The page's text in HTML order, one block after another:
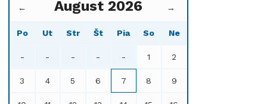
← August 2026 →
Po Ut Str Št Pia So Ne
- - - - - 1 2
3 4 5 6 7 8 9